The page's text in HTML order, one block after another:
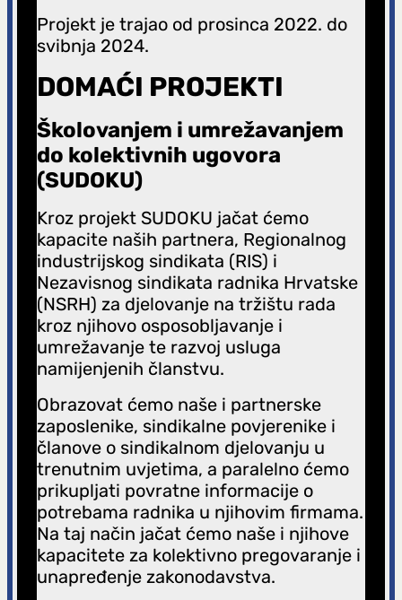
Projekt je trajao od prosinca 2022. do
svibnja 2024.
DOMAĆI PROJEKTI
Školovanjem i umrežavanjem
do kolektivnih ugovora
(SUDOKU)
Kroz projekt SUDOKU jačat ćemo
kapacite naših partnera, Regionalnog
industrijskog sindikata (RIS) i
Nezavisnog sindikata radnika Hrvatske
(NSRH) za djelovanje na tržištu rada
kroz njihovo osposobljavanje i
umrežavanje te razvoj usluga
namijenjenih članstvu.
Obrazovat ćemo naše i partnerske
zaposlenike, sindikalne povjerenike i
članove o sindikalnom djelovanju u
trenutnim uvjetima, a paralelno ćemo
prikupljati povratne informacije o
potrebama radnika u njihovim firmama.
Na taj način jačat ćemo naše i njihove
kapacitete za kolektivno pregovaranje i
unapređenje zakonodavstva.